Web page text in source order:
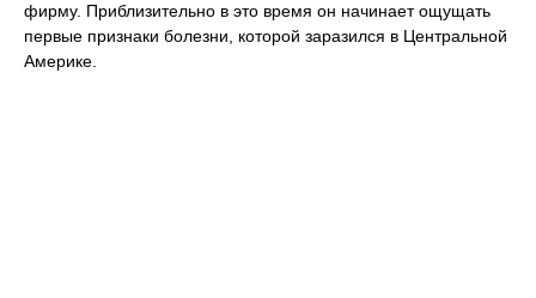
фирму. Приблизительно в это время он начинает ощущать
первые признаки болезни, которой заразился в Центральной
Америке.